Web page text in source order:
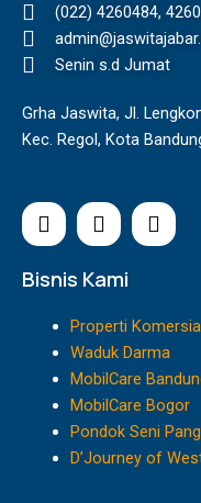
(022) 4260484,
Senin s.d Jumat
Grha Jaswita, Jl.
Kec. Regol, Kota
I
n
t
g
m
F
a
e
o
o
k
Y
o
b
e
Bisnis Kami
Properti
Waduk Darma
MobilCare
MobilCare Bogor
Pondok Seni
D’Journey of